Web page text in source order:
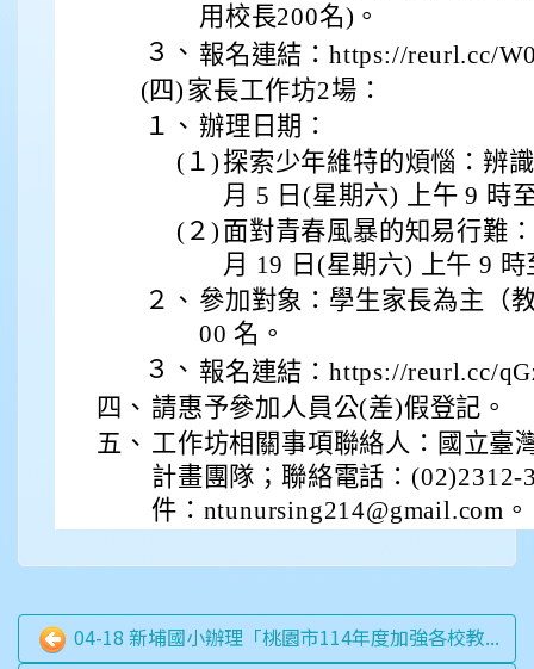
用校長200名)。
３、 報名連結：https://reurl.cc/
(四) 家長工作坊2場：
１、 辦理日期：
(１) 探索少年維特的煩惱：辨
月 5 日(星期六) 上午 9 時
(２) 面對青春風暴的知易行難
月 19 日(星期六) 上午 9 時
２、 參加對象：學生家長為主（
00 名。
３、 報名連結：https://reurl.cc/
四、 請惠予參加人員公(差)假登記。
五、 工作坊相關事項聯絡人：國立臺
計畫團隊；聯絡電話：
件：ntunursing214@gmail.com。
04-18 新埔國小辦理「桃園市114年度加強各校教...